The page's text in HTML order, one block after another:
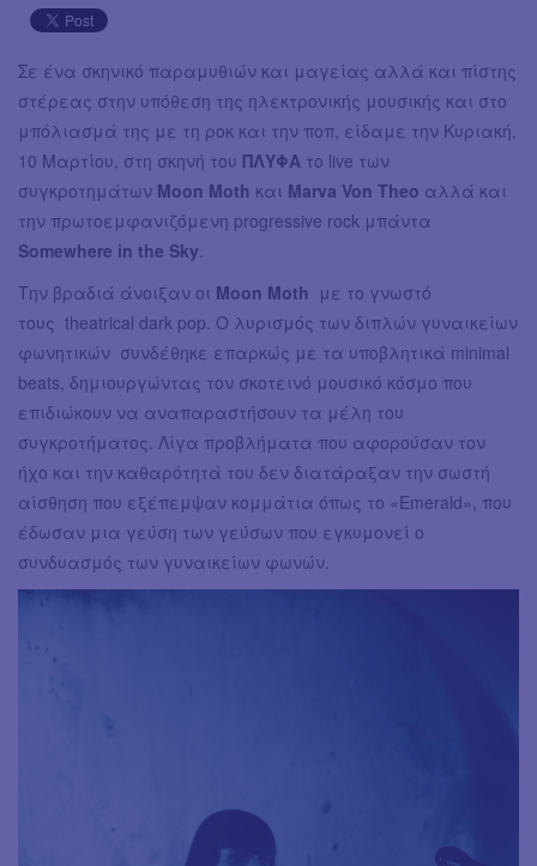
Σε ένα σκηνικό παραμυθιών και μαγείας αλλά και πίστης
στέρεας στην υπόθεση της ηλεκτρονικής μουσικής και στο
μπόλιασμά της με τη ροκ και την ποπ, είδαμε την Κυριακή,
10 Μαρτίου, στη σκηνή του ΠΛΥΦΑ το live των
συγκροτημάτων Moon Moth και Marva Von Theo αλλά και
την πρωτοεμφανιζόμενη progressive rock μπάντα
Somewhere in the Sky
Την βραδιά άνοιξαν οι Moon Moth με το γνωστό
τους theatrical dark pop. Ο λυρισμός των διπλών γυναικείων
φωνητικών συνδέθηκε επαρκώς με τα υποβλητικά minimal
beats, δημιουργώντας τον σκοτεινό μουσικό κόσμο που
επιδιώκουν να αναπαραστήσουν τα μέλη του
συγκροτήματος. Λίγα προβλήματα που αφορούσαν τον
ήχο και την καθαρότητά του δεν διατάραξαν την σωστή
αίσθηση που εξέπεμψαν κομμάτια όπως το «Emerald», που
έδωσαν μια γεύση των γεύσων που εγκυμονεί ο
συνδυασμός των γυναικείων φωνών.